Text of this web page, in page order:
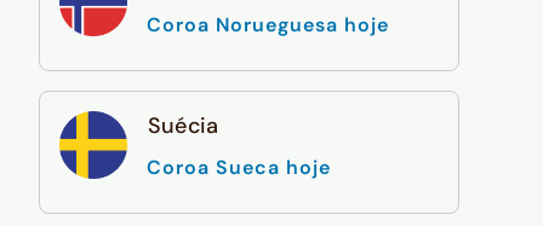
Coroa Norueguesa hoje
Suécia
Coroa Sueca hoje